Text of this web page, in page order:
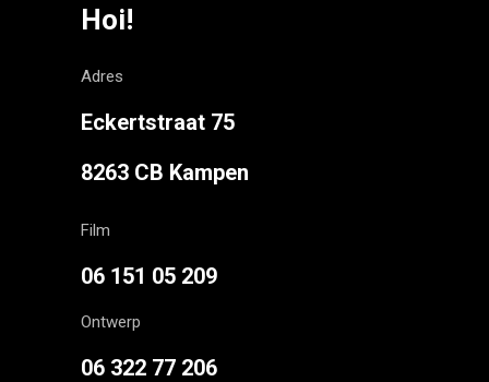
Hoi!
Adres
Eckertstraat 75
8263 CB Kampen
Film
06 151 05 209
Ontwerp
06 322 77 206